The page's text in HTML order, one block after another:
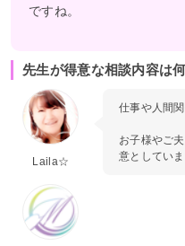
ですね。
先生が得意な相談内容は
Laila☆
仕事や人間
お子様やご
意としていま